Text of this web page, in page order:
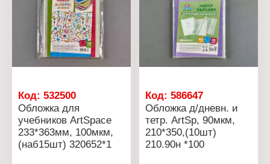
Код: 532500
Обложка для
учебников ArtSpace
233*363мм, 100мкм,
(наб15шт) 320652*1
Код:586647
Обложка д/дневн. и
тетр. ArtSp, 90мкм,
210*350,(10шт)
210.90н *100